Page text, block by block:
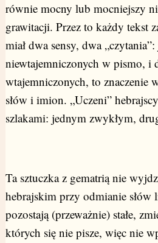
równie mocny lub mocniejszy
grawitacji. Przez to każdy tekst
miał dwa sensy, dwa
niewtajemniczonych w pismo, i
wtajemniczonych, to znaczenie
słów i imion. „Uczeni”
szlakami: jednym zwykłym,
Ta sztuczka z gematrią nie
hebrajskim przy odmianie słów
pozostają (przeważnie) stałe,
których się nie pisze, więc nie